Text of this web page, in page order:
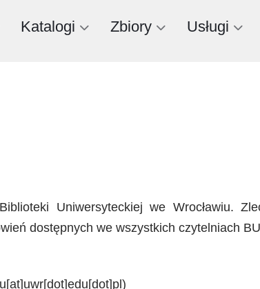
Katalogi Zbiory Usługi
Uniwersyteckiej we Wrocławiu.
dostępnych we wszystkich czytelniach